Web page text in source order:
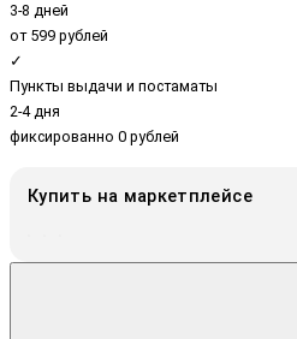
3-8 дней
от 599 рублей
✓
Пункты выдачи и постаматы
2-4 дня
фиксированно 0 рублей
Купить на маркетплейсе